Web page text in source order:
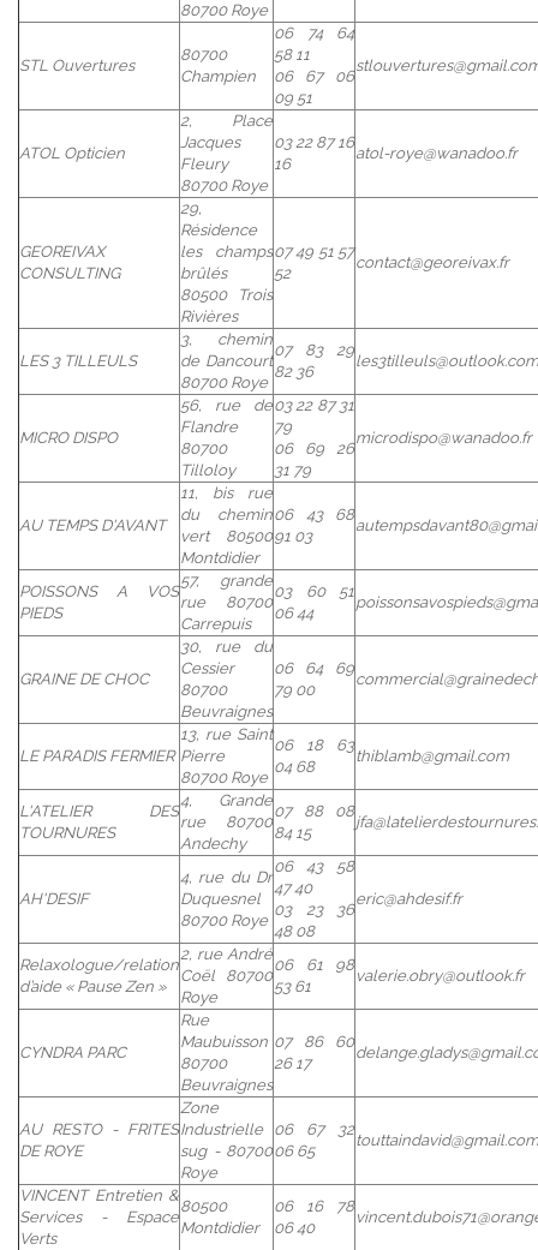
80700 Roye
STL Ouvertures
80700
Champien
06 74 64
58 11
06 67 06
09 51
ATOL Opticien
2, Place
Jacques
Fleury
80700 Roye
03 22 87 16
16
atol-roye@wanadoo.fr
GEOREIVAX
CONSULTING
29,
Résidence
les champs
brûlés
80500 Trois
Rivières
07 49 51 57
52
contact@georeivax.fr
LES 3 TILLEULS
3, chemin
de Dancourt
80700 Roye
07 83 29
82 36
les3tilleuls@outlook.com
MICRO DISPO
56, rue de
Flandre
80700
Tilloloy
03 22 87 31
79
06 69 26
31 79
microdispo@wanadoo.fr
AU TEMPS D'AVANT
11, bis rue
du chemin
vert 80500
Montdidier
06 43 68
91 03
POISSONS A VOS
PIEDS
57, grande
rue 80700
Carrepuis
03 60 51
06 44
GRAINE DE CHOC
30, rue du
Cessier
80700
Beuvraignes
06 64 69
79 00
LE PARADIS FERMIER
13, rue Saint
Pierre
80700 Roye
06 18 63
04 68
thiblamb@gmail.com
L'ATELIER DES
TOURNURES
4, Grande
rue 80700
Andechy
07 88 08
84 15
AH'DESIF
4, rue du Dr
Duquesnel
80700 Roye
06 43 58
47 40
03 23 36
48 08
eric@ahdesif.fr
Relaxologue/relation
d’aide « Pause Zen »
2, rue André
Coël 80700
Roye
06 61 98
53 61
valerie.obry@outlook.fr
CYNDRA PARC
Rue
Maubuisson
80700
Beuvraignes
07 86 60
26 17
AU RESTO - FRITES
DE ROYE
Zone
Industrielle
sug - 80700
Roye
06 67 32
06 65
touttaindavid@gmail.com
VINCENT Entretien &
Services - Espace
Verts
80500
Montdidier
06 16 78
06 40